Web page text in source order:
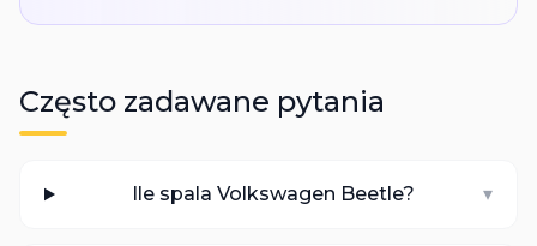
Często zadawane pytania
Ile spala Volkswagen Beetle? ▾